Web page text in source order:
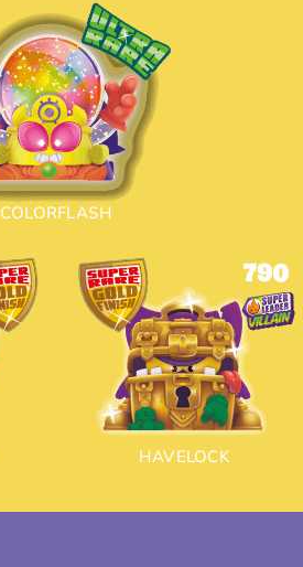
COLORFLASH
HAVELOCK